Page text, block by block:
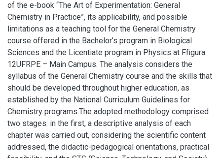
of the e-book “The Art of Experimentation: General
Chemistry in Practice”, its applicability, and possible
limitations as a teaching tool for the General Chemistry
course offered in the Bachelor’s program in Biological
Sciences and the Licentiate program in Physics at Ffigura
12UFRPE – Main Campus. The analysis considers the
syllabus of the General Chemistry course and the skills that
should be developed throughout higher education, as
established by the National Curriculum Guidelines for
Chemistry programs.The adopted methodology comprised
two stages: in the first, a descriptive analysis of each
chapter was carried out, considering the scientific content
addressed, the didactic-pedagogical orientations, practical